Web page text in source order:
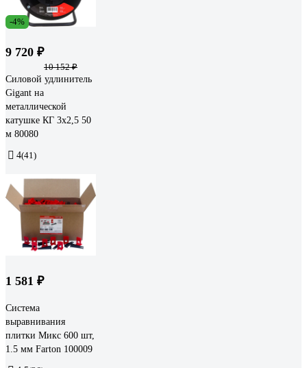
-4%
9 720 ₽
10 152 ₽
Силовой удлинитель
Gigant на
металлической
катушке КГ 3x2,5 50
м 80080
4(41)
1 581 ₽
Система
выравнивания
плитки Микс 600 шт,
1.5 мм Farton 100009